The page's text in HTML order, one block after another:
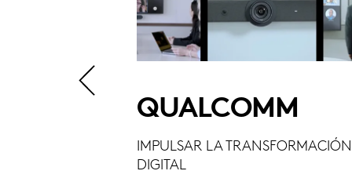
QUALCOMM
IMPULSAR LA TRANSFORMACIÓN
DIGITAL